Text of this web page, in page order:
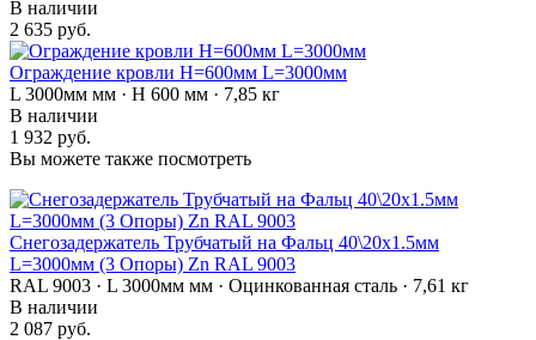
В наличии
2 635 руб.
Ограждение кровли H=600мм L=3000мм
L 3000мм мм · H 600 мм · 7,85 кг
В наличии
1 932 руб.
Вы можете также посмотреть
Снегозадержатель Трубчатый на Фальц 40\20х1.5мм
L=3000мм (3 Опоры) Zn RAL 9003
RAL 9003 · L 3000мм мм · Оцинкованная сталь · 7,61 кг
В наличии
2 087 руб.